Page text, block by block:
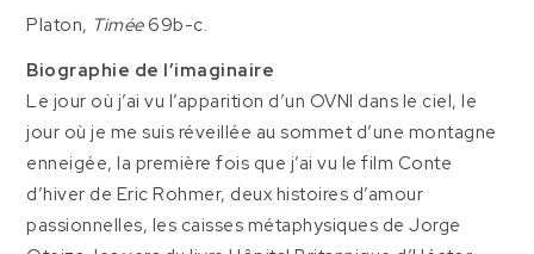
Platon, Timée69b-c.
Biographie de l’imaginaire
Le jour où j’ai vu l’apparition d’un OVNI dans le ciel, le
jour où je me suis réveillée au sommet d’une montagne
enneigée, la première fois que j’ai vu le film Conte
d’hiver de Eric Rohmer, deux histoires d’amour
passionnelles, les caisses métaphysiques de Jorge